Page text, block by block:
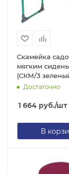
Скамейка
мягким
(СКМ/3
Достаточно
1 664 руб./шт
В